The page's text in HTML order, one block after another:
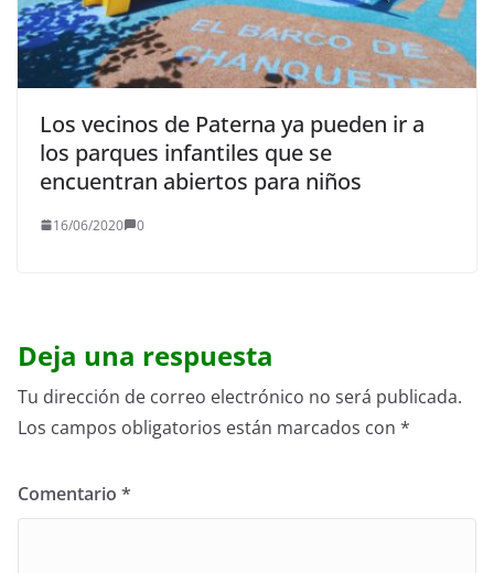
Los vecinos de Paterna ya pueden ir a
los parques infantiles que se
encuentran abiertos para niños
16/06/2020 0
Deja una respuesta
Tu dirección de correo electrónico no será publicada.
Los campos obligatorios están marcados con *
Comentario *